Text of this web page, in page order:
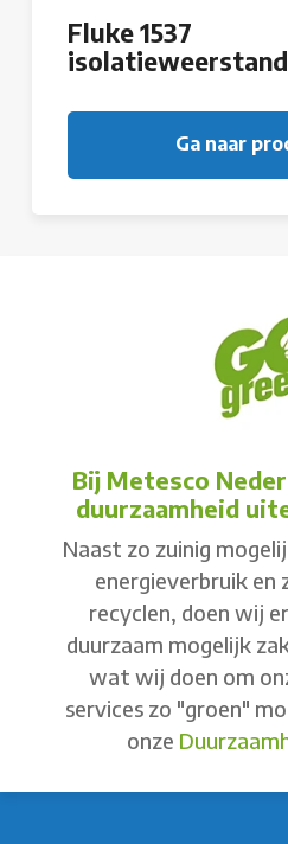
Fluke 1537
Ga naar
Bij Metesco
duurzaamheid
Naast zo zuinig
energieverbruik en
recyclen, doen wij
duurzaam mogelijk
wat wij doen om
services zo "groen"
onze